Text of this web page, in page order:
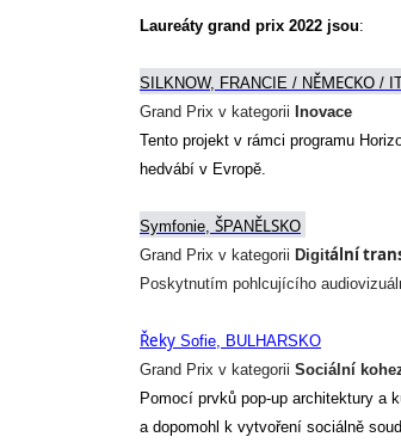
Laureáty grand prix 2022 jsou:
SILKNOW, FRANCIE / NĚMECKO /
Grand Prix v kategorii Inovace
Tento projekt v rámci programu
hedvábí v Evropě.
Symfonie ŠPANĚLSKO
Grand Prix v kategorii Digitální
Poskytnutím pohlcujícího
Řeky Sofie , BUL HARSKO
Grand Prix v kategorii Sociální
Pomocí prvků pop-up architektury a
a dopomohl k vytvoření sociálně